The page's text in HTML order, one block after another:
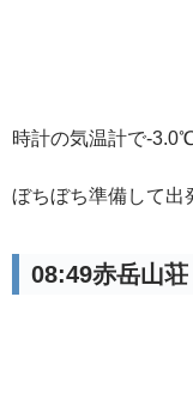
時計の気温計で-3.0℃
ぼちぼち準備して出
08:49赤岳山荘